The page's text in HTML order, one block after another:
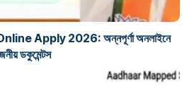
Apply 2026: অন্নপূর্ণা অনলাইনে
ডকুমেন্টস